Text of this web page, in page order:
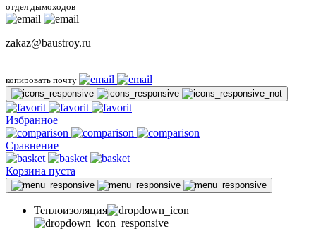
отдел дымоходов
zakaz@baustroy.ru
копировать почту
Избранное
Сравнение
Корзина пуста
Теплоизоляция